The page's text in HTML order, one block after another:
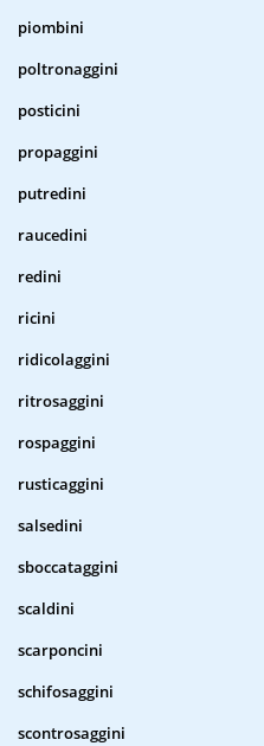
piombini
poltronaggini
posticini
propaggini
putredini
raucedini
redini
ricini
ridicolaggini
ritrosaggini
rospaggini
rusticaggini
salsedini
sboccataggini
scaldini
scarponcini
schifosaggini
scontrosaggini